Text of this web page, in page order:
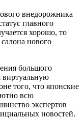
внедорожника
главного
хорошо, то
нового
большого
виртуальную
того, что японские
всю
экспертов
новостей.